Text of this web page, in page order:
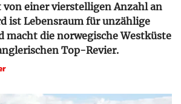
einer vierstelligen Anzahl an
ist Lebensraum für unzählige
macht die norwegische Westküste
Top-Revier.